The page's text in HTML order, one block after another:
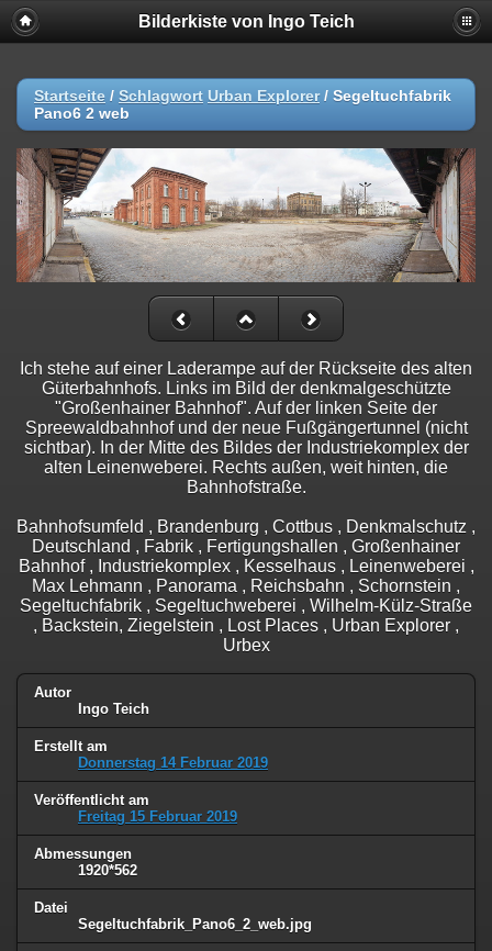
Bilderkiste von Ingo Teich
Startseite / Schlagwort Urban Explorer/ Segeltuchfabrik
Pano6 2 web
Ich stehe auf einer Laderampe auf der Rückseite des alten
Güterbahnhofs. Links im Bild der denkmalgeschützte
"Großenhainer Bahnhof". Auf der linken Seite der
Spreewaldbahnhof und der neue Fußgängertunnel (nicht
sichtbar). In der Mitte des Bildes der Industriekomplex der
alten Leinenweberei. Rechts außen, weit hinten, die
Bahnhofstraße.
Bahnhofsumfeld , Brandenburg , Cottbus , Denkmalschutz ,
Deutschland , Fabrik , Fertigungshallen , Großenhainer
Bahnhof , Industriekomplex , Kesselhaus , Leinenweberei ,
Max Lehmann , Panorama , Reichsbahn , Schornstein ,
Segeltuchfabrik , Segeltuchweberei , Wilhelm-Külz-Straße
, Backstein, Ziegelstein , Lost Places , Urban Explorer ,
Urbex
Autor
Ingo Teich
Erstellt am
Donnerstag 14 Februar 2019
Veröffentlicht am
Freitag 15 Februar 2019
Abmessungen
1920*562
Datei
Segeltuchfabrik_Pano6_2_web.jpg